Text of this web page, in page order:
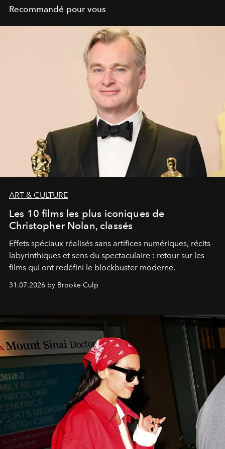
Recommandé pour vous
ART & CULTURE
Les 10 films les plus iconiques de
Christopher Nolan, classés
Effets spéciaux réalisés sans artifices numériques, récits
labyrinthiques et sens du spectaculaire : retour sur les
films qui ont redéfini le blockbuster moderne.
31.07.2026 by Brooke Culp